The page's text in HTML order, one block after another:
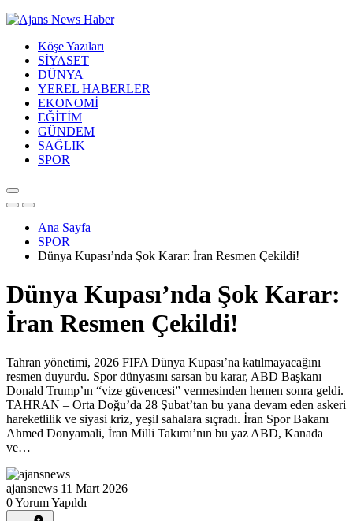
Köşe Yazıları
SİYASET
DÜNYA
YEREL HABERLER
EKONOMİ
EĞİTİM
GÜNDEM
SAĞLIK
SPOR
Ana Sayfa
SPOR
Dünya Kupası’nda Şok Karar: İran Resmen Çekildi!
Dünya Kupası’nda Şok Karar:
İran Resmen Çekildi!
Tahran yönetimi, 2026 FIFA Dünya Kupası’na katılmayacağını
resmen duyurdu. Spor dünyasını sarsan bu karar, ABD Başkanı
Donald Trump’ın “vize güvencesi” vermesinden hemen sonra geldi.
TAHRAN – Orta Doğu’da 28 Şubat’tan bu yana devam eden askeri
hareketlilik ve siyasi kriz, yeşil sahalara sıçradı. İran Spor Bakanı
Ahmed Donyamali, İran Milli Takımı’nın bu yaz ABD, Kanada
ve…
ajansnews 11 Mart 2026
0 Yorum Yapıldı